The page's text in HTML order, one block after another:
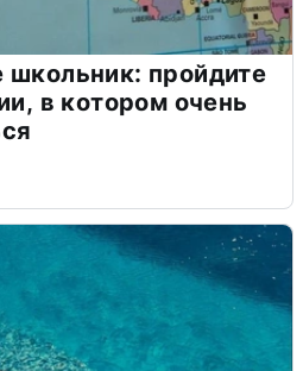
пройдите
в котором очень